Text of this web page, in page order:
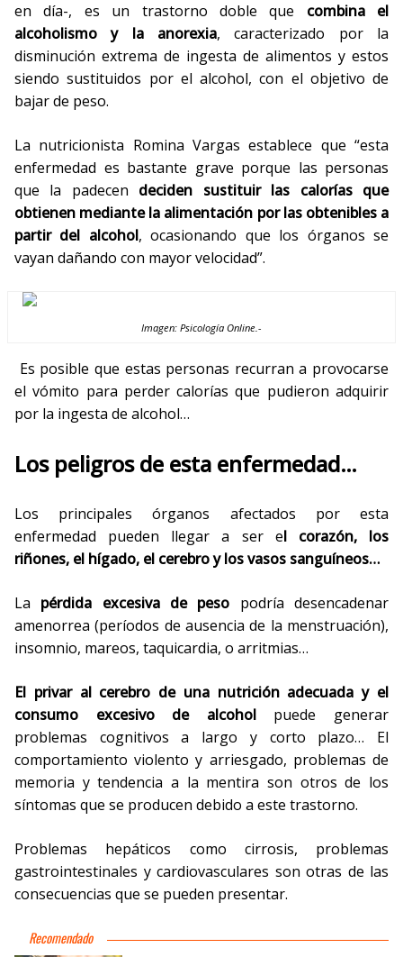
en día-, es un trastorno doble que combina el
alcoholismo y la anorexia, caracterizado por la
disminución extrema de ingesta de alimentos y estos
siendo sustituidos por el alcohol, con el objetivo de
bajar de peso.
La nutricionista Romina Vargas establece que “esta
enfermedad es bastante grave porque las personas
que la padecen deciden sustituir las calorías que
obtienen mediante la alimentación por las obtenibles a
partir del alcohol, ocasionando que los órganos se
vayan dañando con mayor velocidad”.
Imagen: Psicología Online.-
Es posible que estas personas recurran a provocarse
el vómito para perder calorías que pudieron adquirir
por la ingesta de alcohol…
Los peligros de esta enfermedad…
Los principales órganos afectados por esta
enfermedad pueden llegar a ser el corazón, los
riñones, el hígado, el cerebro y los vasos sanguíneos…
La pérdida excesiva de peso podría desencadenar
amenorrea (períodos de ausencia de la menstruación),
insomnio, mareos, taquicardia, o arritmias…
El privar al cerebro de una nutrición adecuada y el
consumo excesivo de alcoholpuede generar
problemas cognitivos a largo y corto plazo… El
comportamiento violento y arriesgado, problemas de
memoria y tendencia a la mentira son otros de los
síntomas que se producen debido a este trastorno.
Problemas hepáticos como cirrosis, problemas
gastrointestinales y cardiovasculares son otras de las
consecuencias que se pueden presentar.